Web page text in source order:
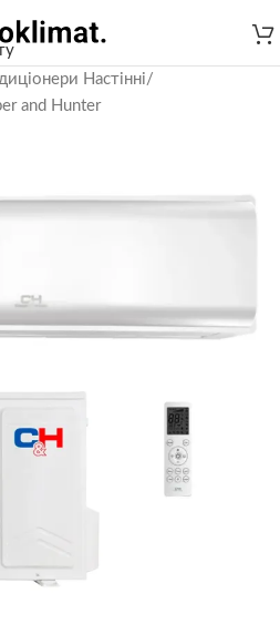
Настінні/
and Hunter